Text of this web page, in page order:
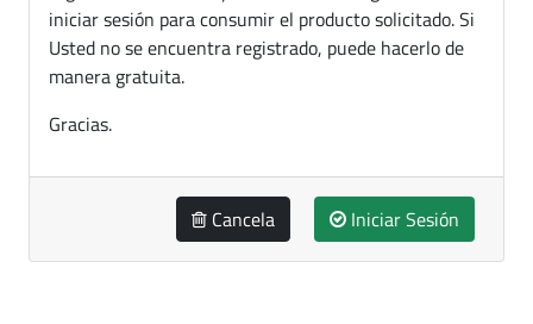
iniciar sesión para consumir el producto solicitado. Si
Usted no se encuentra registrado, puede hacerlo de
manera gratuita.
Gracias.
Cancela Iniciar Sesión